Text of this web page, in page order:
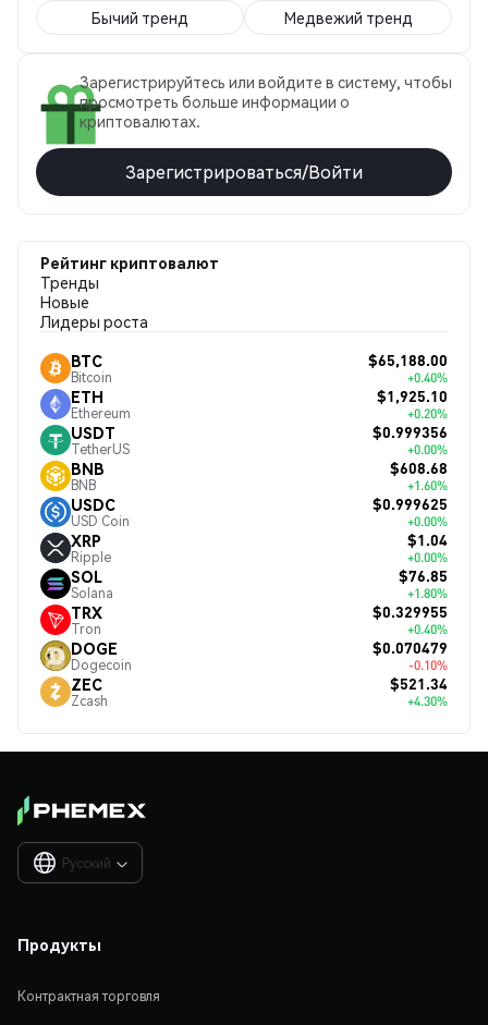
Бычий тренд Медвежий тренд
Зарегистрируйтесь или войдите в систему, чтобы
просмотреть больше информации о
криптовалютах.
Зарегистрироваться/Войти
Рейтинг криптовалют
Тренды
Новые
Лидеры роста
BTC
Bitcoin
$65,188.00
+0.40%
ETH
Ethereum
$1,925.10
+0.20%
USDT
TetherUS
$0.999356
+0.00%
BNB
BNB
$608.68
+1.60%
USDC
USD Coin
$0.999625
+0.00%
XRP
Ripple
$1.04
+0.00%
SOL
Solana
$76.85
+1.80%
TRX
Tron
$0.329955
+0.40%
DOGE
Dogecoin
$0.070479
-0.10%
ZEC
Zcash
$521.34
+4.30%
Русский 
Продукты
Контрактная торговля